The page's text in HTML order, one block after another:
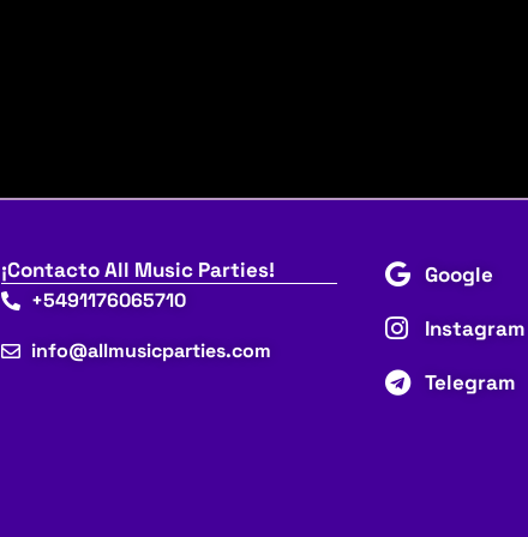
¡Contacto All Music Parties!
+5491176065710
info@allmusicparties.com
Google
Instagram
Telegram